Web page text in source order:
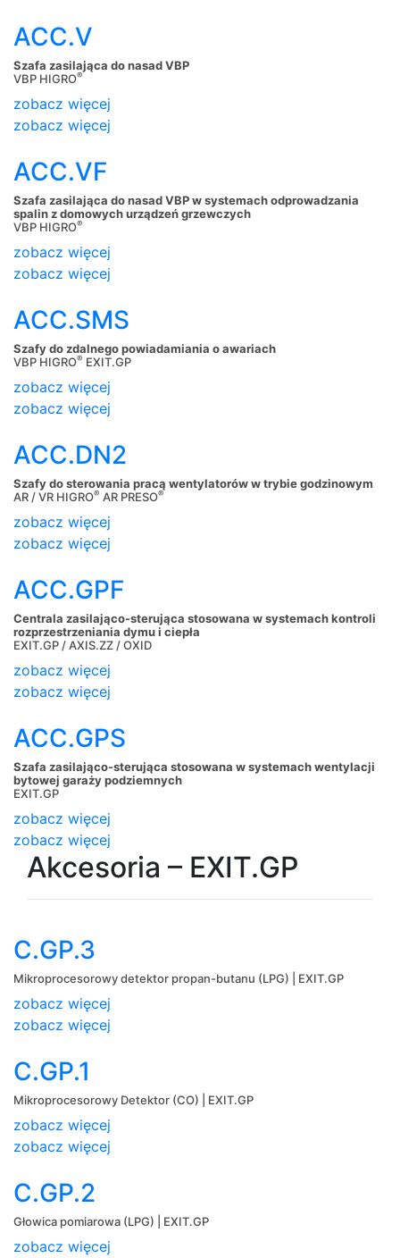
ACC.V
Szafa zasilająca do nasad VBP
VBP HIGRO®
zobacz więcej
zobacz więcej
ACC.VF
Szafa zasilająca do nasad VBP w systemach odprowadzania
spalin z domowych urządzeń grzewczych
VBP HIGRO®
zobacz więcej
zobacz więcej
ACC.SMS
Szafy do zdalnego powiadamiania o awariach
VBP HIGRO® EXIT.GP
zobacz więcej
zobacz więcej
ACC.DN2
Szafy do sterowania pracą wentylatorów w trybie godzinowym
AR / VR HIGRO® AR PRESO®
zobacz więcej
zobacz więcej
ACC.GPF
Centrala zasilająco-sterująca stosowana w systemach kontroli
rozprzestrzeniania dymu i ciepła
EXIT.GP / AXIS.ZZ / OXID
zobacz więcej
zobacz więcej
ACC.GPS
Szafa zasilająco-sterująca stosowana w systemach wentylacji
bytowej garaży podziemnych
EXIT.GP
zobacz więcej
zobacz więcej
Akcesoria – EXIT.GP
C.GP.3
Mikroprocesorowy detektor propan-butanu (LPG) | EXIT.GP
zobacz więcej
zobacz więcej
C.GP.1
Mikroprocesorowy Detektor (CO) | EXIT.GP
zobacz więcej
zobacz więcej
C.GP.2
Głowica pomiarowa (LPG) | EXIT.GP
zobacz więcej